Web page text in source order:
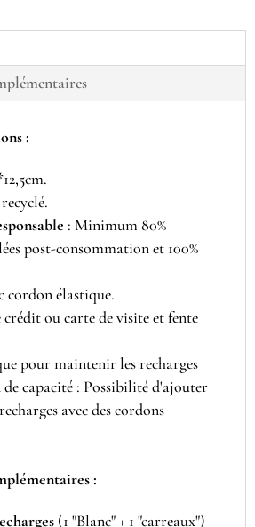
:
: Minimum 80%
post-consommation et 100%
cordon élastique.
crédit ou carte de visite et fente
pour maintenir les recharges
capacité : Possibilité d'ajouter
avec des cordons
:
(1 "Blanc" + 1 "carreaux")